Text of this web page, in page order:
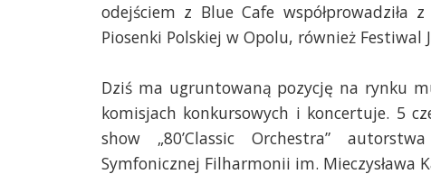
odejściem z Blue Cafe współprowadziła
Piosenki Polskiej w Opolu, również Festiwal
Dziś ma ugruntowaną pozycję na rynku
komisjach konkursowych i koncertuje. 5
show „80’Classic Orchestra”
Symfonicznej Filharmonii im. Mieczysława